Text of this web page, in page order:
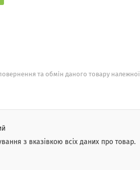
та обмін даного товару належної
з вказівкою всіх даних про товар.